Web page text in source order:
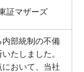
証マザーズ
部統制の不備
たしました。
おいて、当社